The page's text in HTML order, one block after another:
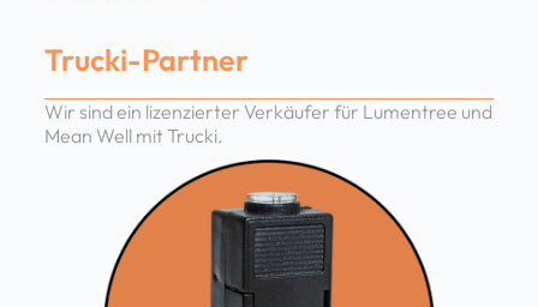
Trucki-Partner
Wir sind ein lizenzierter Verkäufer für Lumentree und
Mean Well mit Trucki.